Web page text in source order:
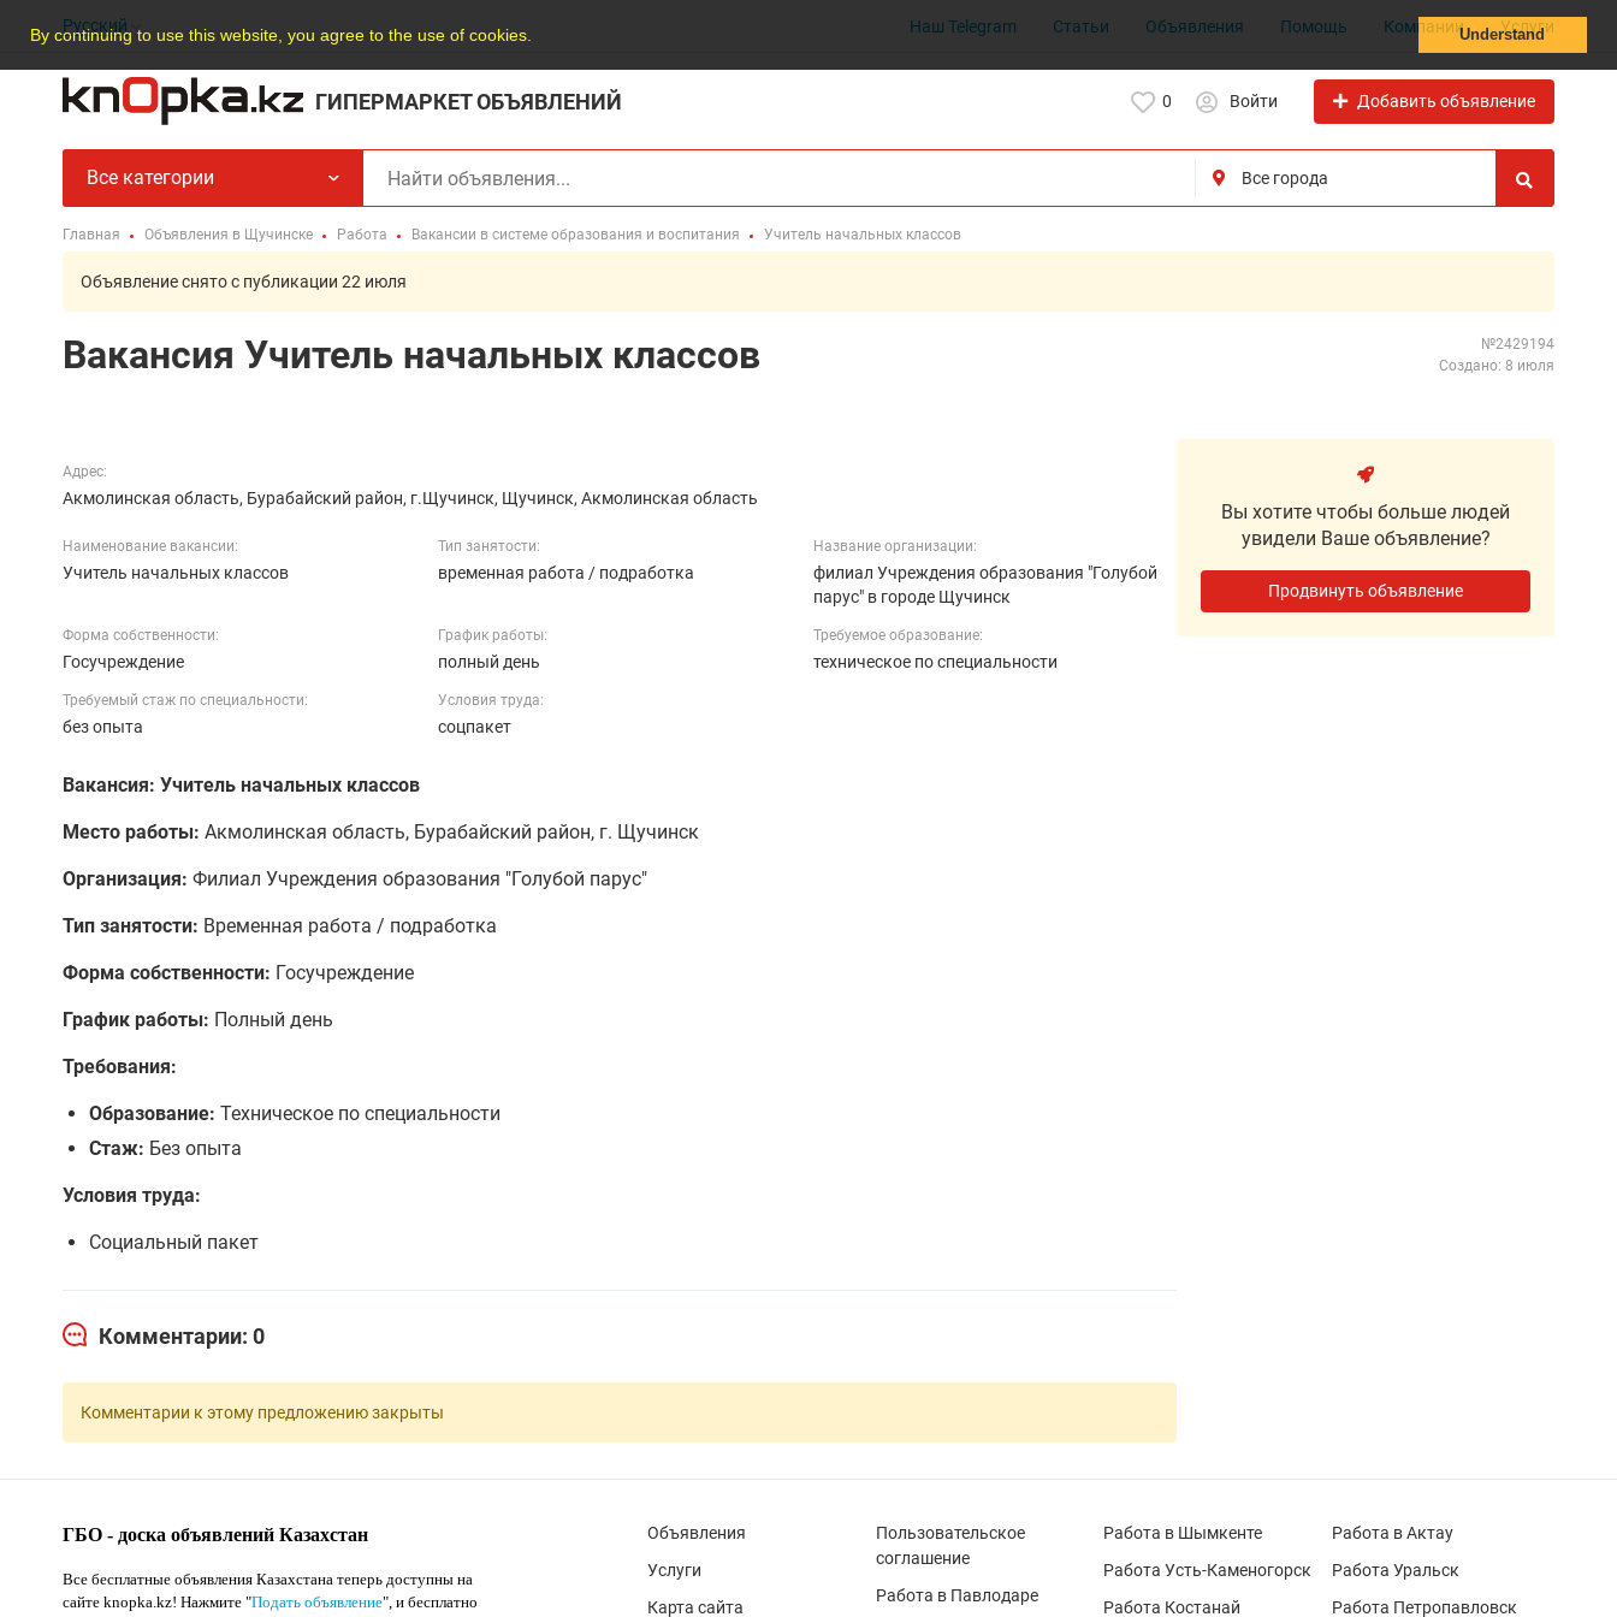
By continuing to use this website, you agree to the use of cookies. Understand
Русский Наш Telegram Статьи Объявления Помощь Компании Услуги
ГИПЕРМАРКЕТ ОБЪЯВЛЕНИЙ 0 Войти Добавить объявление
Все категории
Главная Объявления в Щучинске Работа Вакансии в системе образования и воспитания Учитель начальных классов
Объявление снято с публикации 22 июля
Вакансия Учитель начальных классов
№2429194
Создано: 8 июля
Адрес:
Акмолинская область, Бурабайский район, г.Щучинск, Щучинск, Акмолинская область
Наименование вакансии:
Учитель начальных классов
Тип занятости:
временная работа / подработка
Название организации:
филиал Учреждения образования "Голубой
парус" в городе Щучинск
Форма собственности:
Госучреждение
График работы:
полный день
Требуемое образование:
техническое по специальности
Требуемый стаж по специальности:
без опыта
Условия труда:
соцпакет
Вакансия: Учитель начальных классов
Место работы: Акмолинская область, Бурабайский район, г. Щучинск
Организация: Филиал Учреждения образования "Голубой парус"
Тип занятости: Временная работа / подработка
Форма собственности: Госучреждение
График работы: Полный день
Требования:
Образование: Техническое по специальности
Стаж: Без опыта
Условия труда:
Социальный пакет
Комментарии: 0
Комментарии к этому предложению закрыты
Вы хотите чтобы больше людей
увидели Ваше объявление?
Продвинуть объявление
ГБО - доска объявлений Казахстан
Все бесплатные объявления Казахстана теперь доступны на
сайте knopka.kz! Нажмите "Подать объявление", и бесплатно
Объявления
Услуги
Карта сайта
Пользовательское
соглашение
Работа в Павлодаре
Работа в Шымкенте
Работа Усть-Каменогорск
Работа Костанай
Работа в Актау
Работа Уральск
Работа Петропавловск